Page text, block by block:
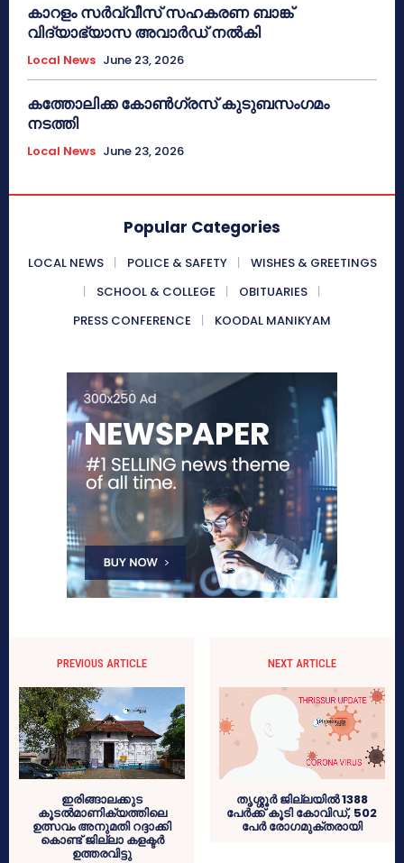
കാറളം സർവ്വീസ് സഹകരണ ബാങ്ക്
വിദ്യാഭ്യാസ അവാർഡ് നൽകി
Local News June 23, 2026
കത്തോലിക്ക കോൺഗ്രസ് കുടുബസംഗമം
നടത്തി
Local News June 23, 2026
Popular Categories
LOCAL NEWS POLICE & SAFETY
WISHES & GREETINGS
SCHOOL & COLLEGE
OBITUARIES
PRESS CONFERENCE
KOODAL MANIKYAM
PREVIOUS ARTICLE
ഇരിങ്ങാലക്കുട
കൂടൽമാണിക്യത്തിലെ
ഉത്സവം അനുമതി റദ്ദാക്കി
കൊണ്ട് ജില്ലാ കളക്ടർ
ഉത്തരവിട്ടു
NEXT ARTICLE
തൃശ്ശൂര്‍ ജില്ലയില്‍ 1388
പേര്‍ക്ക് കൂടി കോവിഡ്, 502
പേര്‍ രോഗമുക്തരായി